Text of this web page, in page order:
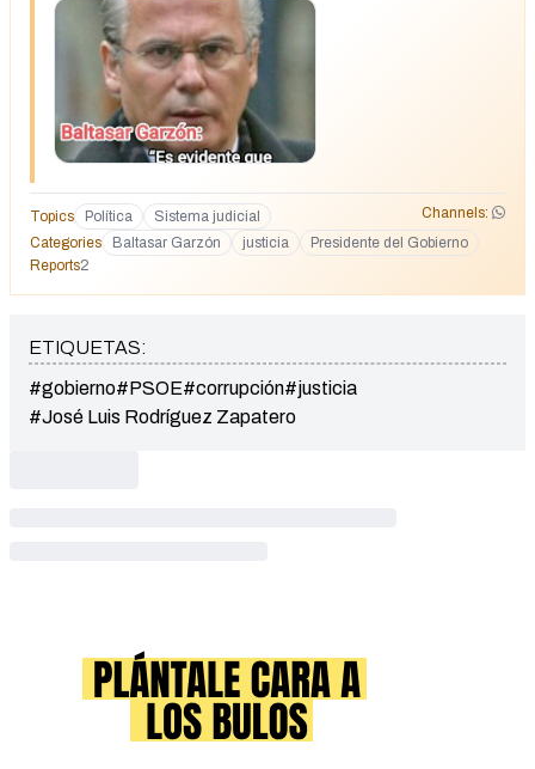
Topics Política Sistema judicial
Channels:
Categories
Baltasar Garzón justicia
Presidente del Gobierno
Reports2
ETIQUETAS:
#gobierno#PSOE#corrupción#justicia
#José Luis Rodríguez Zapatero